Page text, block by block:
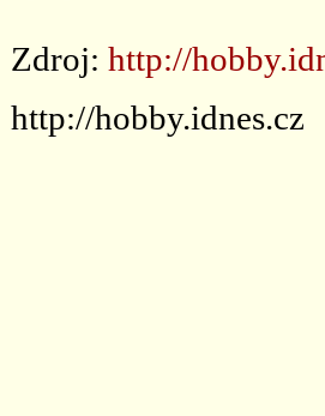
Zdroj: http://
http://hobby.idnes.cz